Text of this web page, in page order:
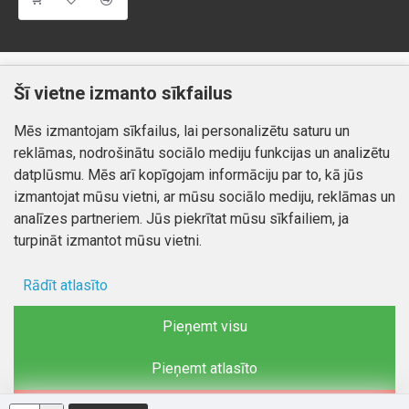
Klientiem
Kontakti
Preču atgriešana
Mans profils
Mans profils
Pasūtījumi
Piegāde un apmaksa
Atteikuma tiesības
Privātuma politika
Kontakti
Autortiesības © 2026, www.autobode.lv, Visas tiesības
Šī vietne izmanto sīkfailus
Mēs izmantojam sīkfailus, lai personalizētu saturu un
reklāmas, nodrošinātu sociālo mediju funkcijas un analizētu
datplūsmu. Mēs arī kopīgojam informāciju par to, kā jūs
izmantojat mūsu vietni, ar mūsu sociālo mediju, reklāmas un
analīzes partneriem. Jūs piekrītat mūsu sīkfailiem, ja
turpināt izmantot mūsu vietni.
Rādīt atlasīto
Reklāmas personalizēšana
Pieņemt visu
Pieņemt atlasīto